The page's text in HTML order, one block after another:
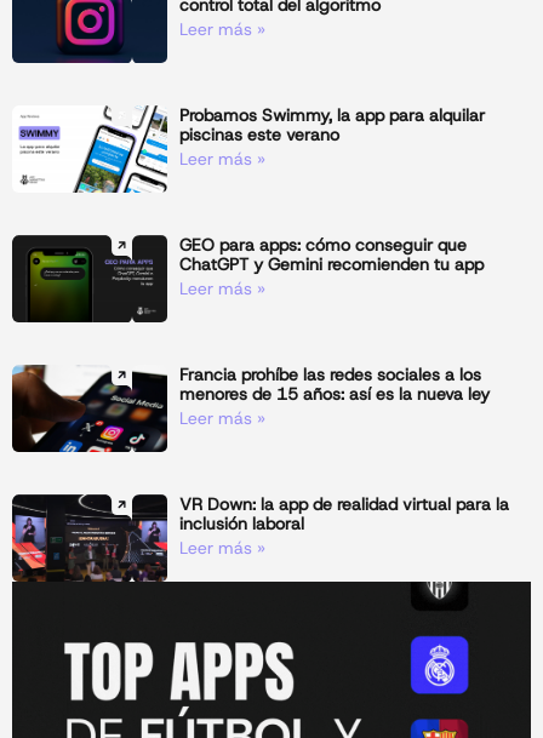
control total del algoritmo
Leer más »
Probamos Swimmy, la app para alquilar
piscinas este verano
Leer más »
GEO para apps: cómo conseguir que
ChatGPT y Gemini recomienden tu app
Leer más »
Francia prohíbe las redes sociales a los
menores de 15 años: así es la nueva ley
Leer más »
VR Down: la app de realidad virtual para la
inclusión laboral
Leer más »